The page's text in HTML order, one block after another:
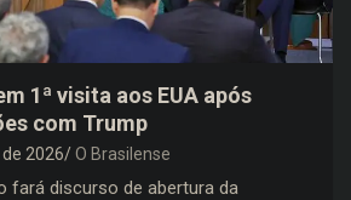
1ª visita aos EUA após
com Trump
2026 O Brasilense
fará discurso de abertura da